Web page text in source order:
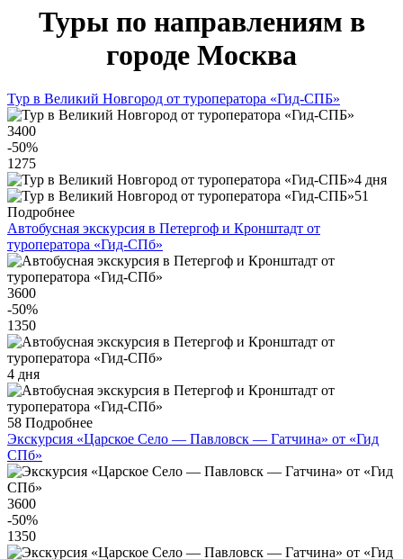
Туры по направлениям в
городе Москва
Тур в Великий Новгород от туроператора «Гид-СПБ»
3400
-50%
1275
4 дня
51
Подробнее
Автобусная экскурсия в Петергоф и Кронштадт от
туроператора «Гид-СПб»
3600
-50%
1350
4 дня
58 Подробнее
Экскурсия «Царское Село — Павловск — Гатчина» от «Гид
СПб»
3600
-50%
1350